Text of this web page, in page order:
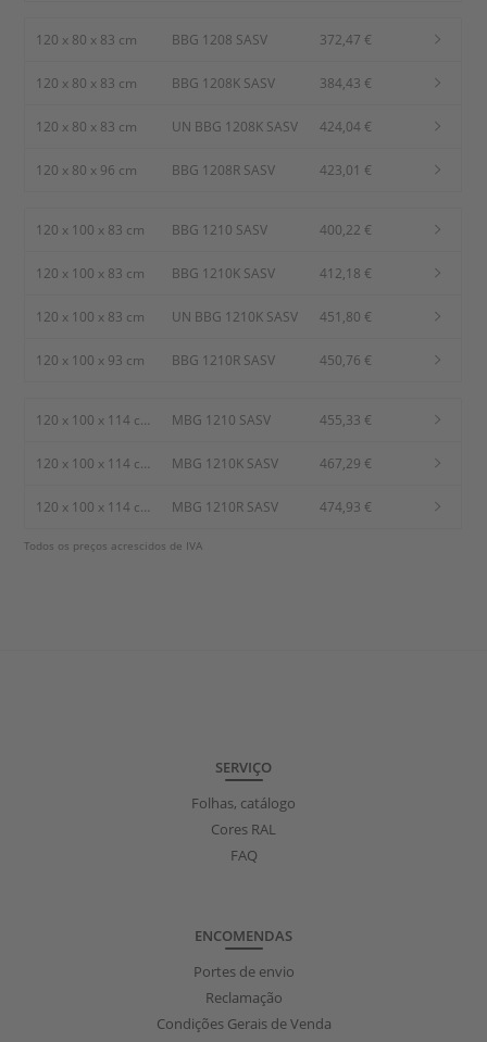
120 x 80 x 83 cm BBG 1208 SASV 372,47 €
120 x 80 x 83 cm BBG 1208K SASV 384,43 €
120 x 80 x 83 cm UN BBG 1208K SASV 424,04 €
120 x 80 x 96 cm BBG 1208R SASV 423,01 €
120 x 100 x 83 cm BBG 1210 SASV 400,22 €
120 x 100 x 83 cm BBG 1210K SASV 412,18 €
120 x 100 x 83 cm UN BBG 1210K SASV 451,80 €
120 x 100 x 93 cm BBG 1210R SASV 450,76 €
120 x 100 x 114
MBG 1210 SASV 455,33 €
120 x 100 x 114
MBG 1210K SASV 467,29 €
120 x 100 x 114
MBG 1210R SASV 474,93 €
Todos os preços acrescidos de IVA
SERVIÇO
Folhas, catálogo
Cores RAL
FAQ
ENCOMENDAS
Portes de envio
Reclamação
Condições Gerais de Venda